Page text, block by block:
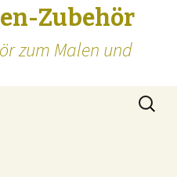
Zubehör
zum Malen und
Suchen
nach: